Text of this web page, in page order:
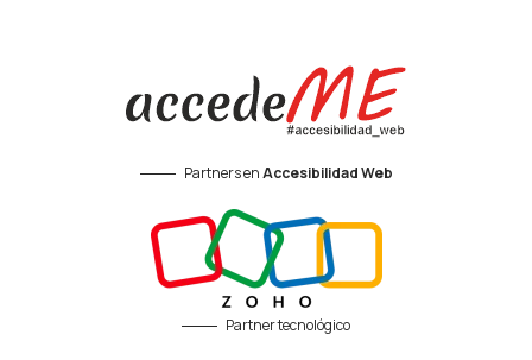
Partners enAccesibilidad Web
Partner tecnológico